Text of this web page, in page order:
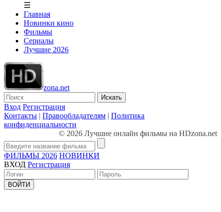
☰
Главная
Новинки кино
Фильмы
Сериалы
Лучшие 2026
zona.net
Искать
Вход Регистрация
Контакты | Правообладателям | Политика
конфиденциальности
© 2026 Лучшие онлайн фильмы на HDzona.net
ФИЛЬМЫ 2026 НОВИНКИ
ВХОД Регистрация